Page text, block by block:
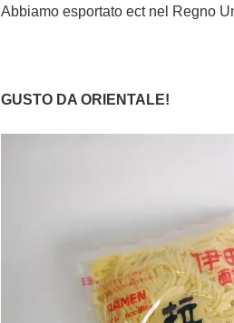
Abbiamo esportato ect nel Regno
GUSTO DA ORIENTALE!